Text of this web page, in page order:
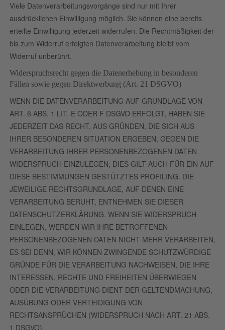
Viele Datenverarbeitungsvorgänge sind nur mit Ihrer
ausdrücklichen Einwilligung möglich. Sie können eine bereits
erteilte Einwilligung jederzeit widerrufen. Die Rechtmäßigkeit der
bis zum Widerruf erfolgten Datenverarbeitung bleibt vom
Widerruf unberührt.
Widerspruchsrecht gegen die Datenerhebung in besonderen
Fällen sowie gegen Direktwerbung (Art. 21 DSGVO)
WENN DIE DATENVERARBEITUNG AUF GRUNDLAGE VON
ART. 6 ABS. 1 LIT. E ODER F DSGVO ERFOLGT, HABEN SIE
JEDERZEIT DAS RECHT, AUS GRÜNDEN, DIE SICH AUS
IHRER BESONDEREN SITUATION ERGEBEN, GEGEN DIE
VERARBEITUNG IHRER PERSONENBEZOGENEN DATEN
WIDERSPRUCH EINZULEGEN; DIES GILT AUCH FÜR EIN AUF
DIESE BESTIMMUNGEN GESTÜTZTES PROFILING. DIE
JEWEILIGE RECHTSGRUNDLAGE, AUF DENEN EINE
VERARBEITUNG BERUHT, ENTNEHMEN SIE DIESER
DATENSCHUTZERKLÄRUNG. WENN SIE WIDERSPRUCH
EINLEGEN, WERDEN WIR IHRE BETROFFENEN
PERSONENBEZOGENEN DATEN NICHT MEHR VERARBEITEN,
ES SEI DENN, WIR KÖNNEN ZWINGENDE SCHUTZWÜRDIGE
GRÜNDE FÜR DIE VERARBEITUNG NACHWEISEN, DIE IHRE
INTERESSEN, RECHTE UND FREIHEITEN ÜBERWIEGEN
ODER DIE VERARBEITUNG DIENT DER GELTENDMACHUNG,
AUSÜBUNG ODER VERTEIDIGUNG VON
RECHTSANSPRÜCHEN (WIDERSPRUCH NACH ART. 21 ABS.
1 DSGVO).